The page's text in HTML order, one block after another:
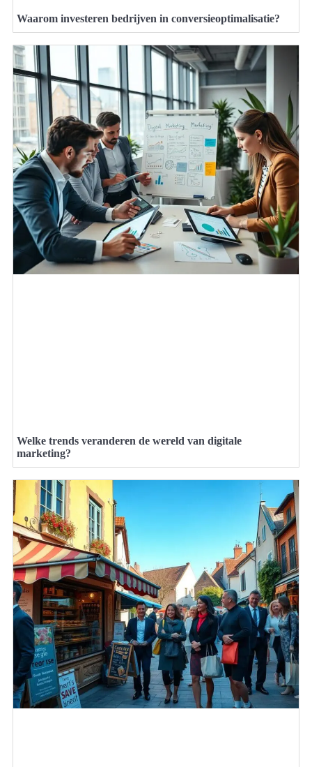
Waarom investeren bedrijven in conversieoptimalisatie?
Welke trends veranderen de wereld van digitale
marketing?